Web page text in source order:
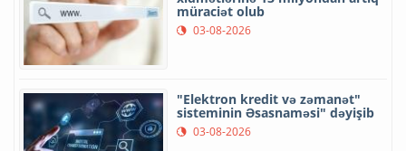
müraciət olub
03-08-2026
"Elektron kredit və zəmanət"
sisteminin Əsasnaməsi" dəyişib
03-08-2026